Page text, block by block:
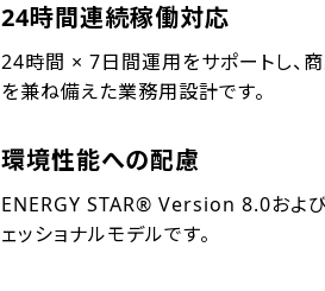
24時間連続稼働対応
24時間 × 7日間運用をサポートし、
を兼ね備えた業務用設計です。
環境性能への配慮
ENERGY STAR® Version 8.0およ
ェッショナルモデルです。